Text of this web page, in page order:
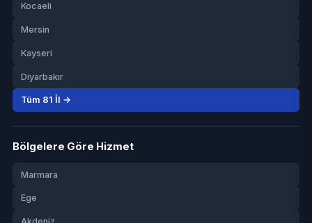
Kocaeli
Mersin
Kayseri
Diyarbakır
Tüm 81 İl →
Bölgelere Göre Hizmet
Marmara
Ege